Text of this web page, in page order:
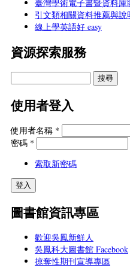
臺灣學術電子書暨資料庫
引文類相關資料推薦與說
線上學英語好 easy
資源探索服務
使用者登入
使用者名稱 *
密碼 *
索取新密碼
圖書館資訊專區
歡迎吳鳳新鮮人
吳鳳科大圖書館 Facebook
掠奪性期刊宣導專區